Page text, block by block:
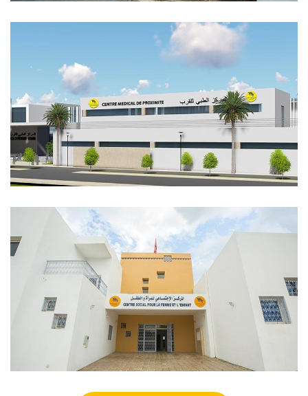
المركز النهاري لاستقبال مرضى
الزهايمر حي النهضة – الرباط
المراكز الطبية للقرب – مؤسسة
محمد الخامس للتضامن